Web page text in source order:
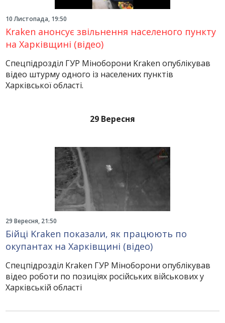
10 Листопада, 19:50
Kraken анонсує звільнення населеного пункту
на Харківщині (відео)
Спецпідрозділ ГУР Міноборони Kraken опублікував
відео штурму одного із населених пунктів
Харківської області.
29 Вересня
29 Вересня, 21:50
Бійці Kraken показали, як працюють по
окупантах на Харківщині (відео)
Спецпідрозділ Kraken ГУР Міноборони опублікував
відео роботи по позиціях російських військових у
Харківській області